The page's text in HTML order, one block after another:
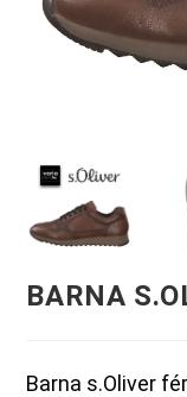
BARNA
Barna s.Oliver